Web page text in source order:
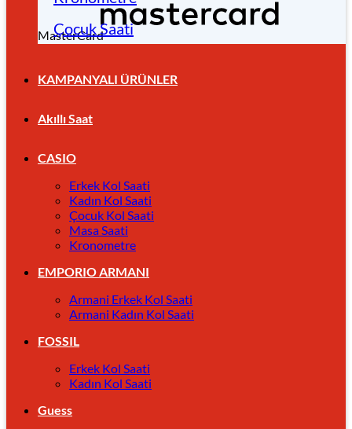
MasterCard
Çocuk Saati
KAMPANYALI ÜRÜNLER
Akıllı Saat
CASIO
Erkek Kol Saati
Kadın Kol Saati
Çocuk Kol Saati
Masa Saati
Kronometre
EMPORIO ARMANI
Armani Erkek Kol Saati
Armani Kadın Kol Saati
FOSSIL
Erkek Kol Saati
Kadın Kol Saati
Guess